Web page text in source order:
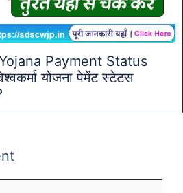
Payment Status
योजना पेमेंट स्टेटस